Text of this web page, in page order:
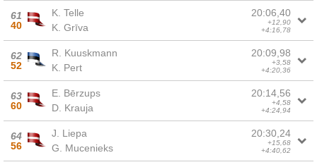
61
40
K. Telle
K. Grīva
20:06,40
+12,90
+4:16,78
62
52
R. Kuuskmann
K. Pert
20:09,98
+3,58
+4:20,36
63
60
E. Bērzups
D. Krauja
20:14,56
+4,58
+4:24,94
64
56
J. Liepa
G. Mucenieks
20:30,24
+15,68
+4:40,62